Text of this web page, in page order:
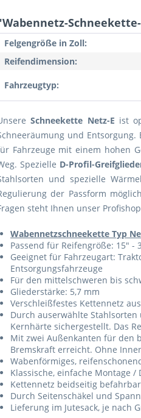
Schneekette-
Felgengröße in Zoll:
Reifendimension:
Fahrzeugtyp:
Schneekette Netz-E ist
und Entsorgung.
Fahrzeuge mit einem hohen
Spezielle D-Profil-
und spezielle
der Passform
steht Ihnen unser
Wabennetzschneekette Typ
Passend für Reifengröße: 15" -
Geeignet für Fahrzeugart:
Entsorgungsfahrzeuge
Für den mittelschweren bis
Gliederstärke: 5,7 mm
Verschleißfestes Kettennetz
Durch auserwählte
Kernhärte sichergestellt. Das
Mit zwei Außenkanten für den
Bremskraft erreicht. Ohne
Wabenförmiges,
Klassische, einfache Montage /
Kettennetz beidseitig
Durch Seitenschäkel und
Lieferung im Jutesack, je nach